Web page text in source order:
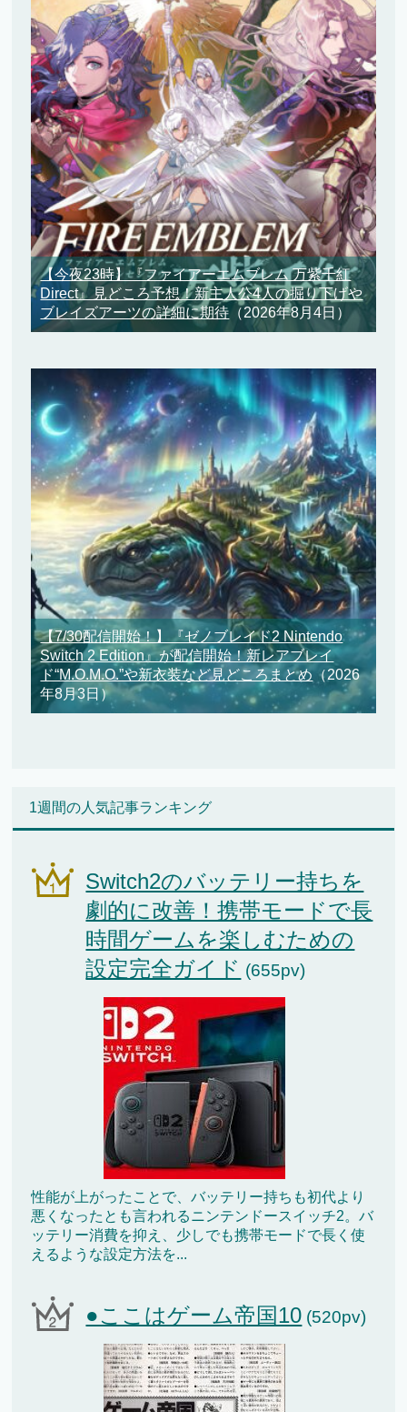
【今夜23時】『ファイアーエムブレム 万紫千紅
Direct』見どころ予想！新主人公4人の掘り下げや
ブレイズアーツの詳細に期待 （2026年8月4日）
【7/30配信開始！】『ゼノブレイド2 Nintendo
Switch 2 Edition』が配信開始！新レアブレイ
ド“M.O.M.O.”や新衣装など見どころまとめ（2026
年8月3日）
1週間の人気記事ランキング
Switch2のバッテリー持ちを
劇的に改善！携帯モードで長
時間ゲームを楽しむための
設定完全ガイド (655pv)
性能が上がったことで、バッテリー持ちも初代より
悪くなったとも言われるニンテンドースイッチ2。バ
ッテリー消費を抑え、少しでも携帯モードで長く使
えるような設定方法を...
●ここはゲーム帝国10 (520pv)